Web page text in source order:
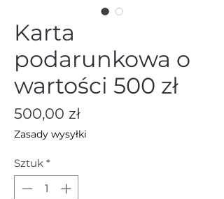
Karta
podarunkowa o
wartości 500 zł
500,00 złCena
Zasady wysyłki
Sztuk *